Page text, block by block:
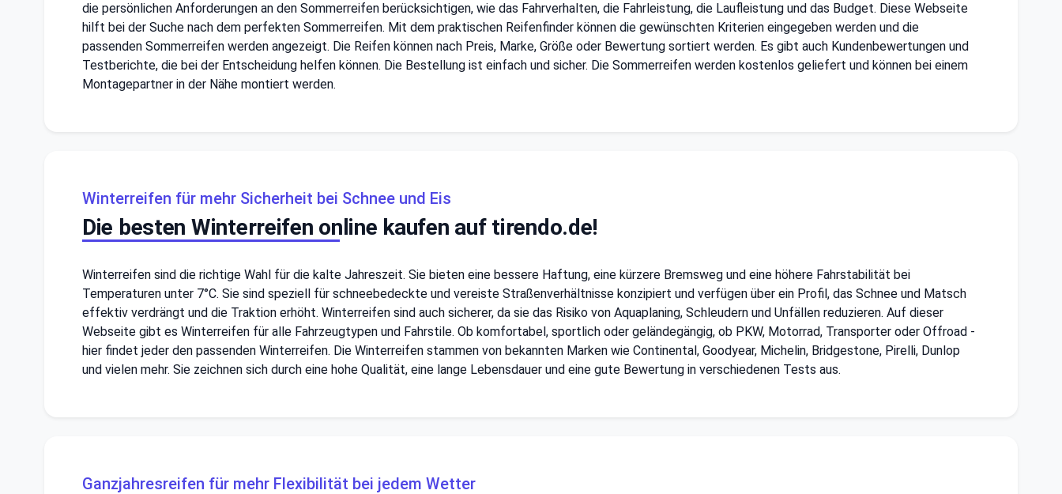
die persönlichen Anforderungen an den Sommerreifen berücksichtigen, wie das Fahrverhalten, die Fahrleistung, die Laufleistung und das Budget. Diese Webseite
hilft bei der Suche nach dem perfekten Sommerreifen. Mit dem praktischen Reifenfinder können die gewünschten Kriterien eingegeben werden und die
passenden Sommerreifen werden angezeigt. Die Reifen können nach Preis, Marke, Größe oder Bewertung sortiert werden. Es gibt auch Kundenbewertungen und
Testberichte, die bei der Entscheidung helfen können. Die Bestellung ist einfach und sicher. Die Sommerreifen werden kostenlos geliefert und können bei einem
Montagepartner in der Nähe montiert werden.
Winterreifen für mehr Sicherheit bei Schnee und Eis
Die besten Winterreifen online kaufen auf tirendo.de!
Winterreifen sind die richtige Wahl für die kalte Jahreszeit. Sie bieten eine bessere Haftung, eine kürzere Bremsweg und eine höhere Fahrstabilität bei
Temperaturen unter 7°C. Sie sind speziell für schneebedeckte und vereiste Straßenverhältnisse konzipiert und verfügen über ein Profil, das Schnee und Matsch
effektiv verdrängt und die Traktion erhöht. Winterreifen sind auch sicherer, da sie das Risiko von Aquaplaning, Schleudern und Unfällen reduzieren. Auf dieser
Webseite gibt es Winterreifen für alle Fahrzeugtypen und Fahrstile. Ob komfortabel, sportlich oder geländegängig, ob PKW, Motorrad, Transporter oder Offroad -
hier findet jeder den passenden Winterreifen. Die Winterreifen stammen von bekannten Marken wie Continental, Goodyear, Michelin, Bridgestone, Pirelli, Dunlop
und vielen mehr. Sie zeichnen sich durch eine hohe Qualität, eine lange Lebensdauer und eine gute Bewertung in verschiedenen Tests aus.
Ganzjahresreifen für mehr Flexibilität bei jedem Wetter